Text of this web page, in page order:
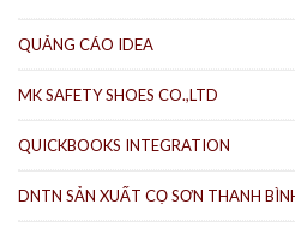
QUẢNG CÁO IDEA
MK SAFETY SHOES CO.,LTD
QUICKBOOKS INTEGRATION
DNTN SẢN XUẤT CỌ SƠN THANH